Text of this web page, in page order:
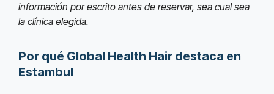
información por escrito antes de reservar, sea cual sea
la clínica elegida.
Por qué Global Health Hair destaca en
Estambul